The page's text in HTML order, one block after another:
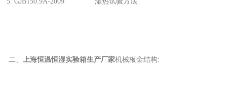
二、 上海恒温恒湿实验箱生产厂家机械板金结构: